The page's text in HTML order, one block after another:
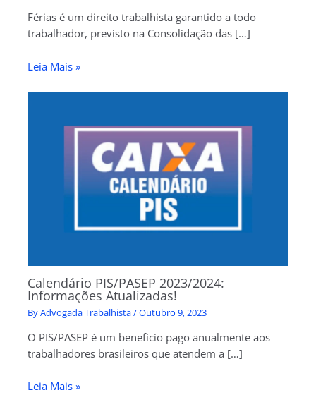
Férias é um direito trabalhista garantido a todo
trabalhador, previsto na Consolidação das […]
Leia Mais »
Calendário PIS/PASEP 2023/2024:
Informações Atualizadas!
ByAdvogada Trabalhista/Outubro 9, 2023
O PIS/PASEP é um benefício pago anualmente aos
trabalhadores brasileiros que atendem a […]
Leia Mais »